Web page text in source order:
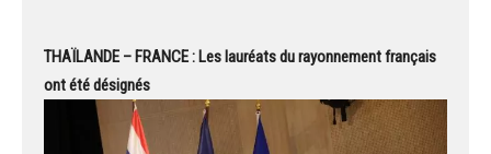
THAÏLANDE – FRANCE : Les lauréats du rayonnement français
ont été désignés